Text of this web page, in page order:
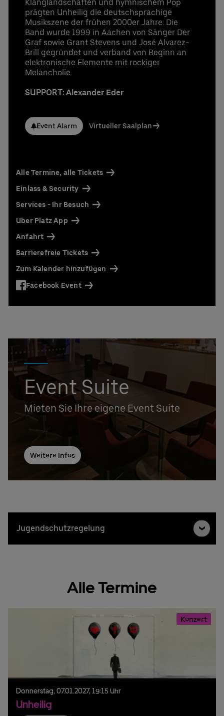
Klanglandschaften und hymnischem Pop
prägten Unheilig die deutschsprachige
Musikszene der frühen 2000er Jahre. Die
Band wurde 1999 in Aachen von Sänger Der
Graf sowie Grant Stevens und José Alvarez-
Brill gegründet und verband von Beginn an
elektronische Elemente mit rockiger
Melancholie.
SUPPORT: Alexander Eder
Event Alarm Virtueller Saalplan
Alle Termine, alle Tickets
Einlass & Security
Services - Ihr Besuch
Uber Platz App
Anfahrt
Barrierefreie Tickets
Zum Kalender hinzufügen
Facebook Event
Event Suite
Mieten Sie Ihre eigene Event Suite
Weitere Infos
Jugendschutzregelung
Alle Termine
Konzert
Donnerstag, 07.01.2027, 19:15 Uhr
Unheilig